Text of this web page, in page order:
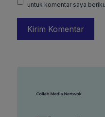
untuk komentar saya